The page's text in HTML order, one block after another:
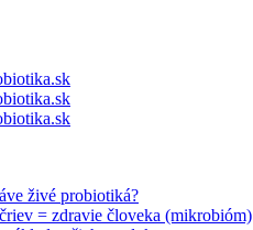
živé probiotiká?
= zdravie človeka (mikrobióm)